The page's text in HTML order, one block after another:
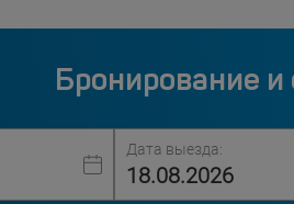
Бронирование
Дата выезда: